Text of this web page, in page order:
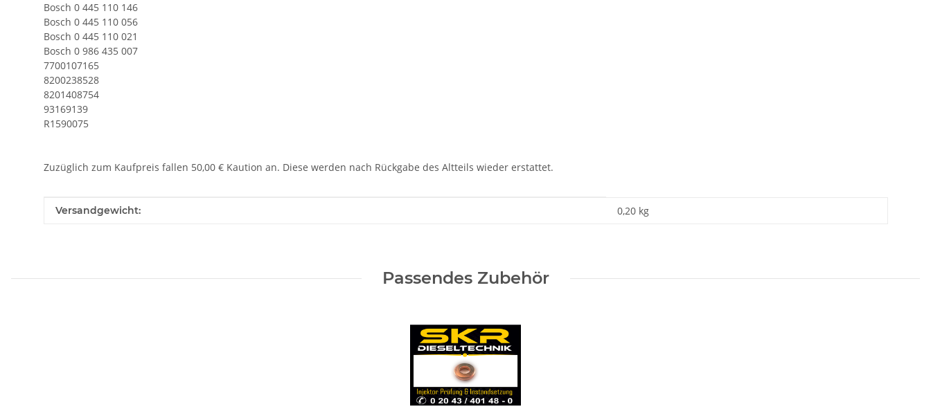
Bosch 0 445 110 146
Bosch 0 445 110 056
Bosch 0 445 110 021
Bosch 0 986 435 007
7700107165
8200238528
8201408754
93169139
R1590075
Zuzüglich zum Kaufpreis fallen 50,00 € Kaution an. Diese werden nach Rückgabe des Altteils wieder erstattet.
Produkteigenschaft
Wert
Versandgewicht: 0,20 kg
Passendes Zubehör